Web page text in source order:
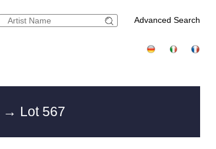
Advanced Search
→ Lot 567